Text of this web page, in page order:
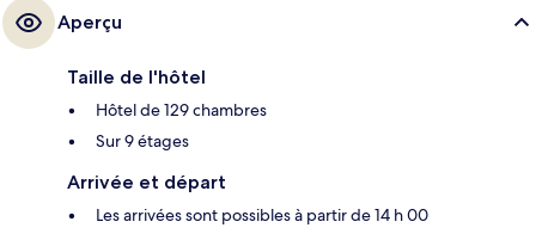
Aperçu
Taille de l'hôtel
Hôtel de 129 chambres
Sur 9 étages
Arrivée et départ
Les arrivées sont possibles à partir de 14 h 00